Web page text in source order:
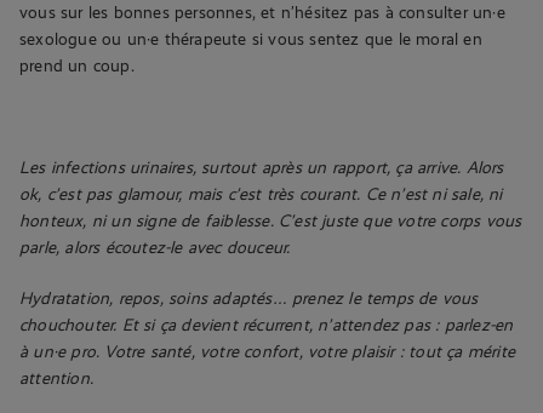
vous sur les bonnes personnes, et n’hésitez pas à consulter un·e
sexologue ou un·e thérapeute si vous sentez que le moral en
prend un coup.
Les infections urinaires, surtout après un rapport, ça arrive. Alors
ok, c’est pas glamour, mais c’est très courant. Ce n’est ni sale, ni
honteux, ni un signe de faiblesse. C’est juste que votre corps vous
parle, alors écoutez-le avec douceur.
Hydratation, repos, soins adaptés… prenez le temps de vous
chouchouter. Et si ça devient récurrent, n’attendez pas : parlez-en
à un·e pro. Votre santé, votre confort, votre plaisir : tout ça mérite
attention.